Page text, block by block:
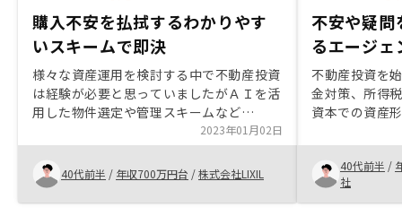
購入不安を払拭するわかりやす
いスキームで即決
様々な資産運用を検討する中で不動産投資
は経験が必要と思っていましたがＡＩを活
用した物件選定や管理スキームなど
RENOSYでは初心者でも安心して踏み出せ
る判断材料がそろっていました。またリス
クについても様々なライフステージでの想
定もでき許容範囲と判断し即決しました。
2023年01月02日
40代前半 / 年収700万円台 /株式会社LIXIL
不安や疑問
るエージェ
不動産投資を
金対策、所得
資本での資産
節税に関する
たからです。
に税金取られ
ひ、一度話を
40代前半 /
社